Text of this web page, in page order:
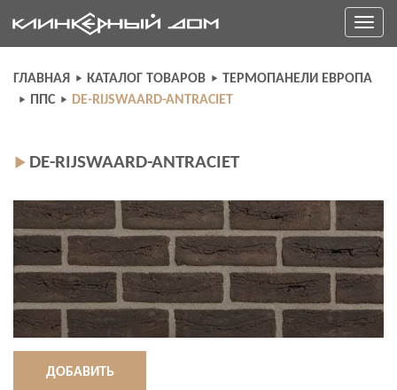
to
content
Toggle
ГЛАВНАЯ КАТАЛОГ ТОВАРОВ
ТЕРМОПАНЕЛИ ЕВРОПА
ППС
DE-RIJSWAARD-ANTRACIET
DE-RIJSWAARD-ANTRACIET
ДОБАВИТЬ